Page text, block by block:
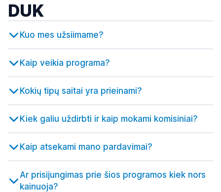
DUK
Kuo mes užsiimame?
Kaip veikia programa?
Kokių tipų saitai yra prieinami?
Kiek galiu uždirbti ir kaip mokami komisiniai?
Kaip atsekami mano pardavimai?
Ar prisijungimas prie šios programos kiek nors
kainuoja?